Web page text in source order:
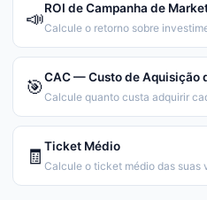
📣ROI de Campanha de
Calcule o retorno sobre
🎯CAC — Custo de Aquisição
Calcule quanto custa adquirir
🧾 Ticket Médio
Calcule o ticket médio das suas